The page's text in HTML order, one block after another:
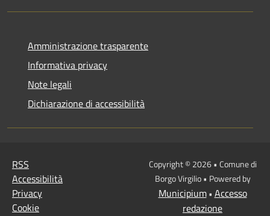
Amministrazione trasparente
Informativa privacy
Note legali
Dichiarazione di accessibilità
RSS
Accessibilità
Privacy
Cookie
Copyright © 2026 • Comune di
Borgo Virgilio • Powered by
Municipium• Accesso
redazione